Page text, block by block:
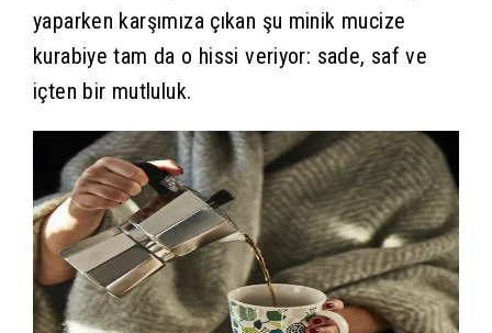
yaparken karşımıza çıkan şu minik mucize
kurabiye tam da o hissi veriyor: sade, saf ve
içten bir mutluluk.